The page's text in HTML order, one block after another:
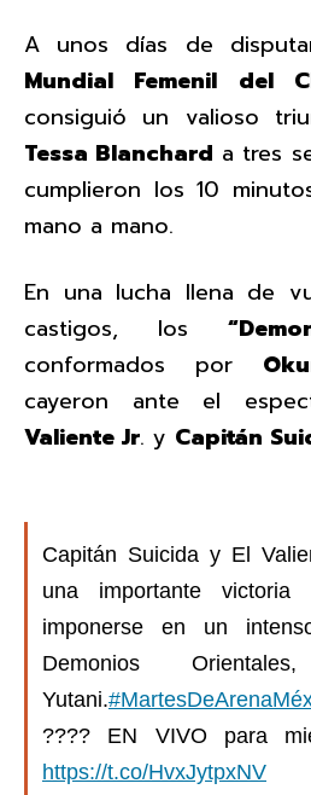
A unos días de
Mundial Femenil del
consiguió un valioso
Tessa Blanchard a tres
cumplieron los 10
mano a mano.
En una lucha llena de
castigos, los
conformados por
cayeron ante el
Valiente Jr. y Capitán
Capitán Suicida y El
una importante
imponerse en un
Demonios
Yutani.
???? EN VIVO para
https://t.co/HvxJytpxNV